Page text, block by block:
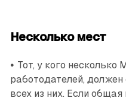
Несколько мест
• Тот, у кого несколько
работодателей,
всех из них. Если